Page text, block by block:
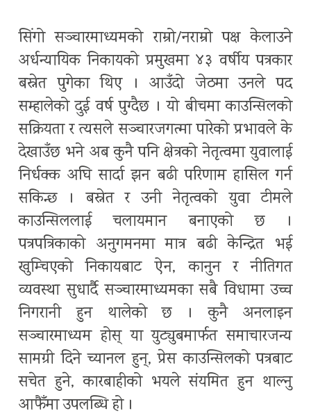
सिंगो सञ्चारमाध्यमको राम्रो/नराम्रो पक्ष केलाउने
अर्धन्यायिक निकायको प्रमुखमा ४३ वर्षीय पत्रकार
बस्नेत पुगेका थिए । आउँदो जेठमा उनले पद
सम्हालेको दुई वर्ष पुग्दैछ । यो बीचमा काउन्सिलको
सक्रियता र त्यसले सञ्चारजगत्मा पारेको प्रभावले के
देखाउँछ भने अब कुनै पनि क्षेत्रको नेतृत्वमा युवालाई
निर्धक्क अघि सार्दा झन बढी परिणाम हासिल गर्न
सकिन्छ । बस्नेत र उनी नेतृत्वको युवा टीमले
काउन्सिललाई चलायमान बनाएको छ ।
पत्रपत्रिकाको अनुगमनमा मात्र बढी केन्द्रित भई
खुम्चिएको निकायबाट ऐन, कानुन र नीतिगत
व्यवस्था सुधार्दै सञ्चारमाध्यमका सबै विधामा उच्च
निगरानी हुन थालेको छ । कुनै अनलाइन
सञ्चारमाध्यम होस् या युट्युबमार्फत समाचारजन्य
सामग्री दिने च्यानल हुन्, प्रेस काउन्सिलको पत्रबाट
सचेत हुने, कारबाहीको भयले संयमित हुन थाल्नु
आफैँमा उपलब्धि हो ।